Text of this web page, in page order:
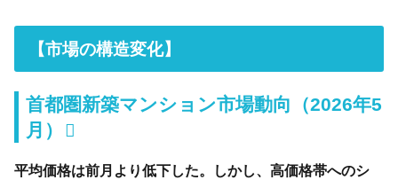
【市場の構造変化】
首都圏新築マンション市場動向（2026年5
月）
平均価格は前月より低下した。しかし、高価格帯へのシ